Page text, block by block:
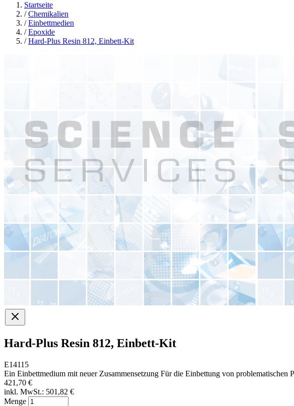
Startseite
/ Chemikalien
/ Einbettmedien
/ Epoxide
/ Hard-Plus Resin 812, Einbett-Kit
Hard-Plus Resin 812, Einbett-Kit
E14115
Ein Einbettmedium mit neuer Zusammensetzung Für die Einbettung von problematischen
421,70 €
inkl. MwSt.: 501,82 €
Menge